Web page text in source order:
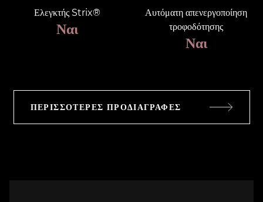
Ελεγκτής Strix®
Ναι
Αυτόματη απενεργοποίηση
τροφοδότησης
Ναι
ΠΕΡΙΣΣΌΤΕΡΕΣ ΠΡΟΔΙΑΓΡΑΦΈΣ